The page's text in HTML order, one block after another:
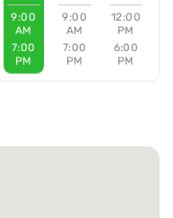
9:00
AM
7:00
PM
9:00
AM
7:00
PM
12:00
PM
6:00
PM